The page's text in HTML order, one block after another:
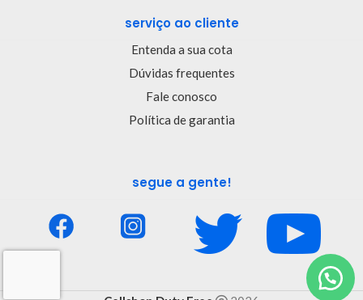
serviço ao cliente
Entenda a sua cota
Dúvidas frequentes
Fale conosco
Política de garantia
segue a gente!